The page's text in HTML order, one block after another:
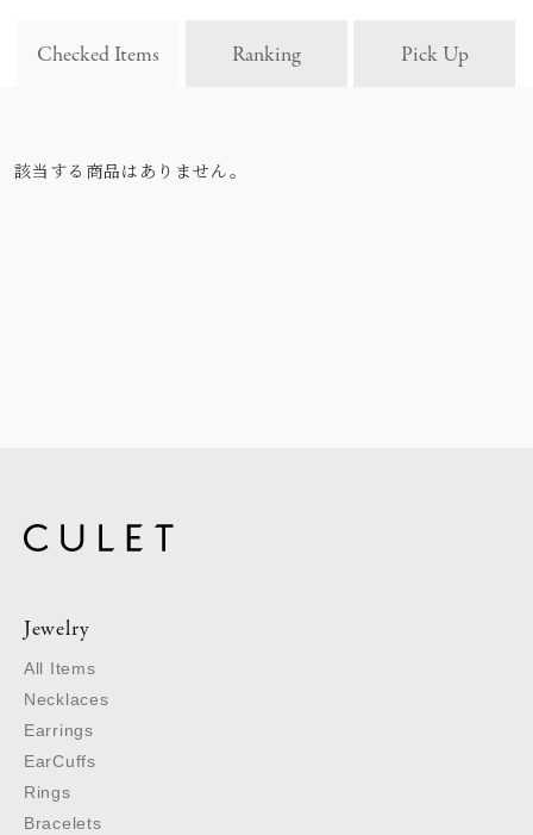
Checked Items Ranking Pick Up
該当する商品はありません。
Jewelry
All Items
Necklaces
Earrings
EarCuffs
Rings
Bracelets